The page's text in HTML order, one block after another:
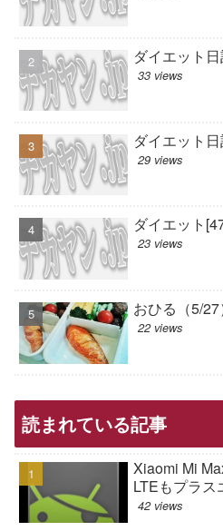
ダイエット日
33 views
ダイエット日
29 views
ダイエット
23 views
おひる（5/27
22 views
読まれている記事
Xiaomi Mi
LTEもプラス
42 views